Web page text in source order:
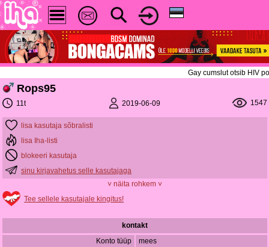
Gay cumslut otsib HIV
Rops95
11t 2019-06-09 1547
lisa kasutaja sõbralisti
lisa Iha-listi
blokeeri kasutaja
sinu kirjavahetus selle kasutajaga
˅ näita rohkem ˅
Tee sellele kasutajale kingitus!
kontakt
Konto tüüp
mees